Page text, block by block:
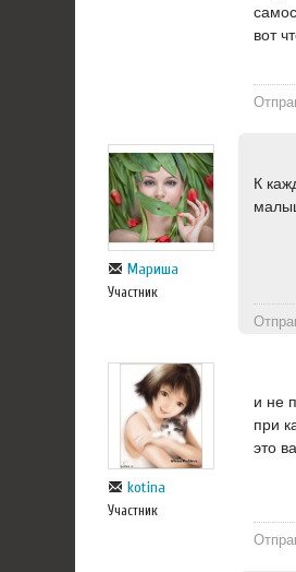
вот
Мариша
Участник
К
kotina
Участник
и не
при
это